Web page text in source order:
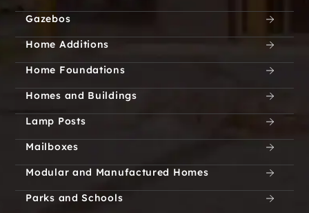
Gazebos
Home Additions
Home Foundations
Homes and Buildings
Lamp Posts
Mailboxes
Modular and Manufactured Homes
Parks and Schools